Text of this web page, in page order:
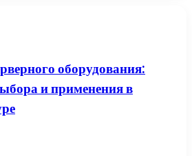
оборудования:
и применения в